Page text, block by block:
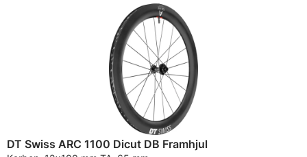
DT Swiss ARC 1100 Dicut DB Framhjul